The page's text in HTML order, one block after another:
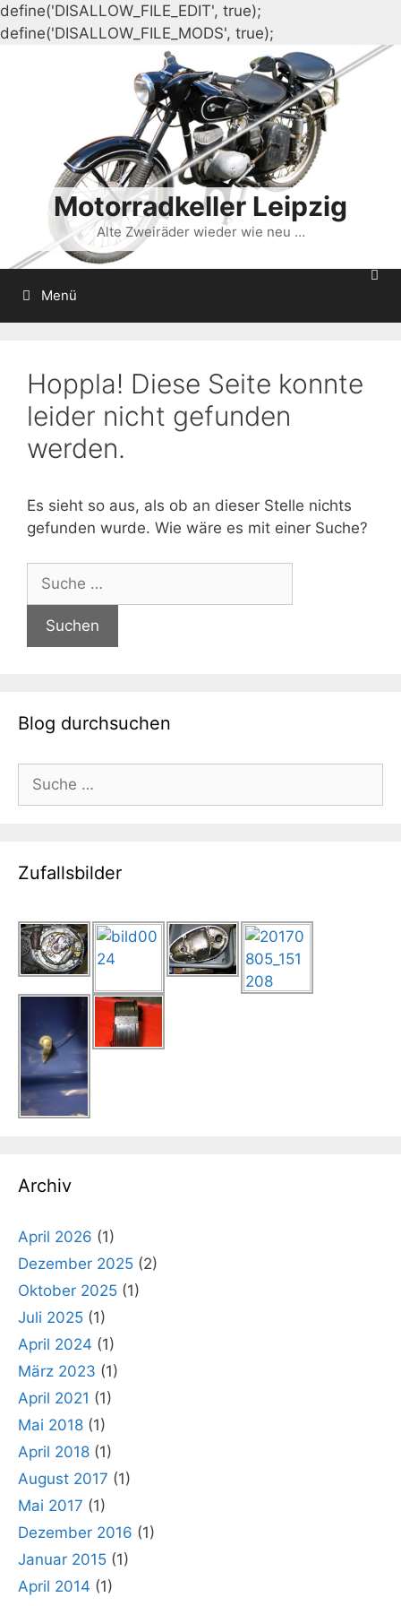
define('DISALLOW_FILE_EDIT', true);
define('DISALLOW_FILE_MODS', true);
Inhalt
springen
Motorradkeller Leipzig
Alte Zweiräder wieder wie neu …
Menü
Hoppla! Diese Seite konnte
leider nicht gefunden
werden.
Es sieht so aus, als ob an dieser Stelle nichts
gefunden wurde. Wie wäre es mit einer Suche?
nach:
Blog durchsuchen
nach:
Zufallsbilder
Archiv
April 2026 (1)
Dezember 2025 (2)
Oktober 2025 (1)
Juli 2025 (1)
April 2024 (1)
März 2023 (1)
April 2021 (1)
Mai 2018 (1)
April 2018 (1)
August 2017 (1)
Mai 2017 (1)
Dezember 2016 (1)
Januar 2015 (1)
April 2014 (1)